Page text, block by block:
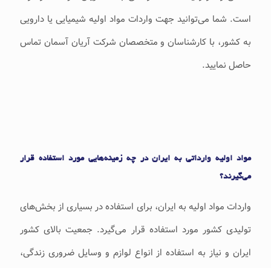
است. شما می‌توانید جهت واردات مواد اولیه شیمیایی یا دارویی
به کشور، با کارشناسان و متخصصان شرکت آریان آسمان تماس
حاصل نمایید.
مواد اولیه وارداتی به ایران در چه زمینه‌هایی مورد استفاده قرار
می‌گیرند؟
واردات مواد اولیه به ایران، برای استفاده در بسیاری از بخش‌های
تولیدی کشور مورد استفاده قرار می‌گیرد. جمعیت بالای کشور
ایران و نیاز به استفاده از انواع لوازم و وسایل ضروری زندگی،